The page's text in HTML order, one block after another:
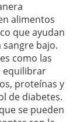
alimentos
que ayudan
bajo.
como las
equilibrar
proteínas y
de diabetes.
se pueden